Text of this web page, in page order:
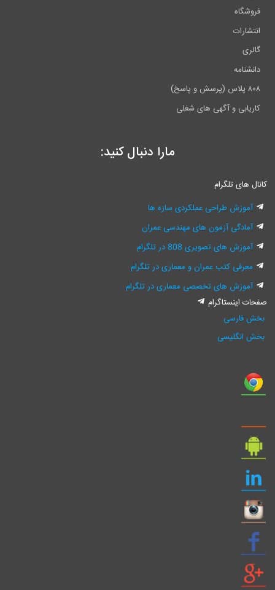
فروشگاه
انتشارات
گالری
دانشنامه
۸۰۸ پلاس (پرسش و پاسخ)
کاریابی و آگهی های شغلی
مارا دنبال کنید:
کانال های تلگرام
آموزش طراحی عملکردی سازه ها
آمادگی آزمون های مهندسی عمران
آموزش های تصویری 808 در تلگرام
معرفی کتب عمران و معماری در تلگرام
آموزش های تخصصی معماری در تلگرام
صفحات اینستاگرام
بخش فارسی
بخش انگلیسی